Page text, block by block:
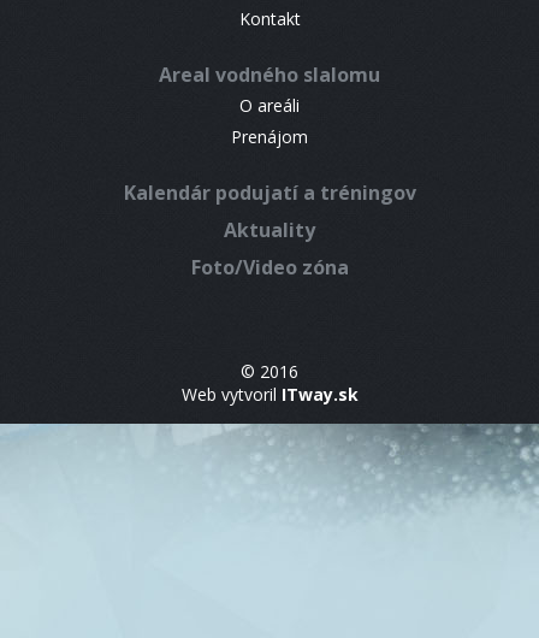
Kontakt
Areal vodného slalomu
O areáli
Prenájom
Kalendár podujatí a tréningov
Aktuality
Foto/Video zóna
© 2016
Web vytvoril ITway.sk